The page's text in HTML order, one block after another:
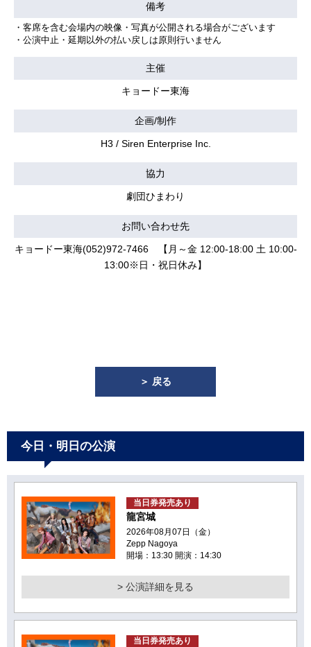
備考
・客席を含む会場内の映像・写真が公開される場合がございます
・公演中止・延期以外の払い戻しは原則行いません
主催
キョードー東海
企画/制作
H3 / Siren Enterprise Inc.
協力
劇団ひまわり
お問い合わせ先
キョードー東海(052)972-7466 【月～金 12:00-18:00 土 10:00-
13:00※日・祝日休み】
＞ 戻る
今日・明日の公演
当日券発売あり
龍宮城
2026年08月07日（金）
Zepp Nagoya
開場：13:30 開演：14:30
> 公演詳細を見る
当日券発売あり